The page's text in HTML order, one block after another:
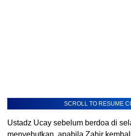
SCROLL TO RESUME
Ustadz Ucay sebelum berdoa di